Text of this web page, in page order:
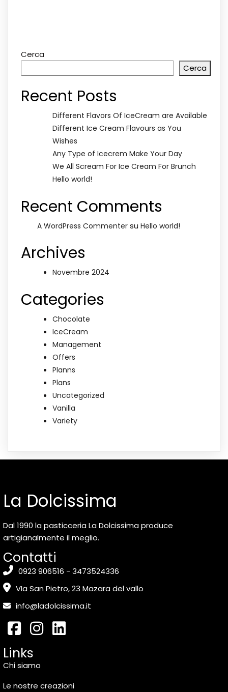
Cerca
Cerca
Recent Posts
Different Flavors Of IceCream are Available
Different Ice Cream Flavours as You
Wishes
Any Type of Icecrem Make Your Day
We All Scream For Ice Cream For Brunch
Hello world!
Recent Comments
A WordPress Commenter su Hello world!
Archives
Novembre 2024
Categories
Chocolate
IceCream
Management
Offers
Planns
Plans
Uncategorized
Vanilla
Variety
La Dolcissima
Dal 1990 la pasticceria La Dolcissima produce
artigianalmente il meglio.
Contatti
0923 906516 - 3473524336
VIa San Pietro, 23 Mazara del vallo
info@ladolcissima.it
Links
Chi siamo
Le nostre creazioni